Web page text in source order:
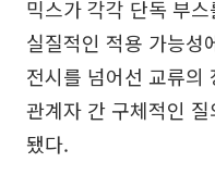
믹스가 각각 단독 부
실질적인 적용 가능성
전시를 넘어선 교류의
관계자 간 구체적인
됐다.